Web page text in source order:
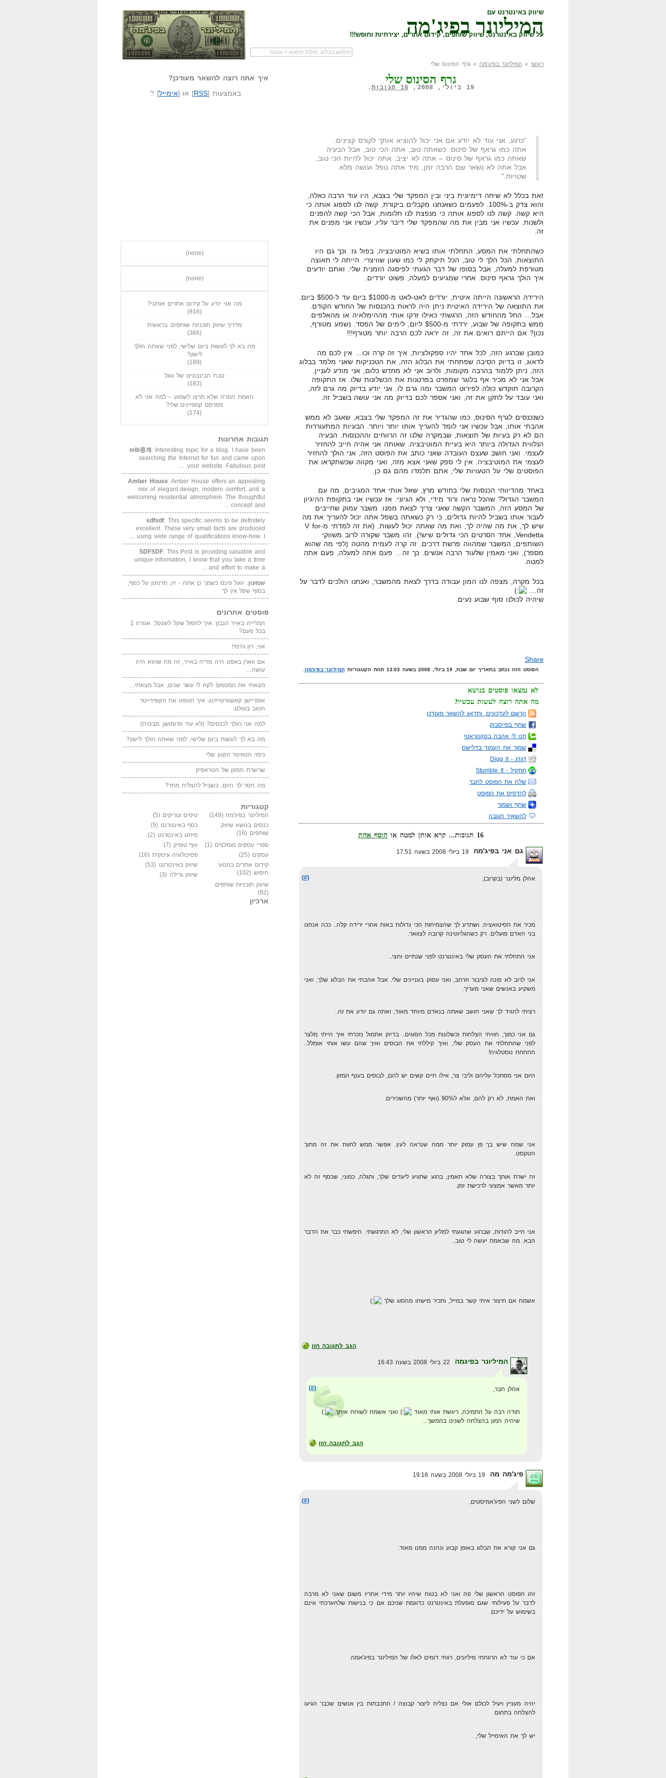
שיווק באינטרנט עם
המיליונר בפיג'מה
על שיווק באינטרנט, שיווק שותפים, קידום אתרים, יצירתיות וחופש!!!
שאל שאלה המיליונר בפיג'מה שיווק שותפים
ראשי » המיליונר בפיג'מה » גרף הסינוס שלי
גרף הסינוס שלי
19 ביולי, 2008, 16 תגובות .
"כרגע, אני עוד לא יודע אם אני יכול להוציא אותך לקורס קצינים.
אתה כמו גראף של סינוס. כשאתה טוב, אתה הכי טוב, אבל הבעיה
שאתה כמו גראף של סינוס – אתה לא יציב. אתה יכול להיות הכי טוב,
אבל אתה לא נשאר שם הרבה זמן, מיד אתה נופל ועושה מלא
שטויות."
זאת בכלל לא שיחה דימיונית ביני ובין המפקד שלי בצבא, היו עוד הרבה כאלה,
והוא צדק ב-100%. לפעמים כשאנחנו מקבלים ביקורת, קשה לנו לספוג אותה כי
היא קשה. קשה לנו לספוג אותה כי מנפצת לנו חלומות, אבל הכי קשה להפנים
ולשנות. עכשיו אני מבין את מה שהמפקד שלי דיבר עליו, עכשיו אני מפנים את
זה.
כשהתחלתי את המסע, התחלתי אותו בשיא המוטיבציה, בפול גז. וכך גם היו
התוצאות, הכל הלך לי טוב, הכל תיקתק לי כמו שעון שוויצרי. הייתה לי תאוצה
מטורפת למעלה, אבל בסופו של דבר הגעתי לפיסגה הזמנית שלי. ואתם יודעים
איך הולך גראף סינוס. אחרי שמגיעים למעלה, פשוט יורדים.
הירידה הראשונה הייתה איטית, יורדים לאט-לאט מ-$1000 ביום עד ל-$500 ביום.
את התוצאה של הירידה האיטית ניתן היה לראות בהכנסות של החודש הקודם.
אבל… החל מהחודש הזה, הרגשתי כאילו זרקו אותי מההימלאיה או מהאלפים.
ממש בתקופה של שבוע, ירדתי מ-$500 ליום, לימים של הפסד. נשמע מטורף,
נכון? אם הייתם רואים את זה, זה יראה לכם הרבה יותר מטורף!!!
כמובן שברגע הזה, לכל אחד יהיו ספקולציות, איך זה קרה וכו… אין לכם מה
לדאוג, זו בדיוק הסיבה שפתחתי את הבלוג הזה, את הטכניקות שאני מלמד בבלוג
הזה, ניתן ללמוד בהרבה מקומות, ולרוב אני לא מחדש כלום, אני מודע לעניין.
אבל אני לא מכיר אף בלוגר שמפרט בפרטנות את הכשלונות שלו. אז התקופה
הקרובה תוקדש כולה לפירוט המשבר ומה גרם לו. אני יודע בדיוק מה גרם לזה,
ואני עובד על לתקן את זה, ואני אספר לכם בדיוק מה אני עושה בשביל זה.
כשנכנסים לגרף הסינוס, כמו שהגדיר את זה המפקד שלי בצבא, שאגב לא ממש
אהבתי אותו, אבל עכשיו אני לומד להעריך אותו יותר ויותר. הבעיות המתעוררות
הם לא רק בעיות של תוצאות, שבמקרה שלנו זה הרווחים וההכנסות. הבעיה
הנלווית הגדולה ביותר היא בעיית המוטיבציה. שאותה אני אהיה חייב להחזיר
לעצמי. ואני חושב שעצם העובדה שאני כותב את הפוסט הזה, אני הולך להחזיר
לעצמי את המוטיבציה. אין לי ספק שאני אצא מזה, ואני מקווה שכשתקראו את
הפוסטים שלי על הטעויות שלי, אתם תלמדו מהם גם כן.
באחד מהדיווחי הכנסות שלי בחודש מרץ, שאל אותי אחד המגיבים, מה עם
המשבר הגדול? שהכל נראה ורוד מידי, ולא הגיוני. אז עכשיו אני בתקופת ההיגיון
של המסע הזה, המשבר הקשה שאני צריך לצאת ממנו. משבר עמוק שחייבים
לעבור אותו בשביל להיות גדולים, כי רק כשאתה בשפל אתה יכול להעריך את מה
שיש לך, את מה שהיה לך, ואת מה שאתה יכול לעשות. (את זה למדתי מ-V for
Vendetta, אחד הסרטים הכי גדולים שיש!). זהו משבר שקורה לרוב משווקי
השותפים, המשבר שמהווה פרשת דרכים. זה קרה לעמית מהטה (לפי מה שהוא
מספר), ואני מאמין שלעוד הרבה אנשים. כך זה… פעם אתה למעלה, פעם אתה
למטה.
בכל מקרה, מצפה לנו המון עבודה בדרך לצאת מהמשבר, ואנחנו הולכים לדבר על
זה…
שיהיה לכולנו סוף שבוע נעים.
Share
הפוסט הזה נכתב בתאריך יום שבת, 19 ביולי, 2008 בשעה 13:03 תחת הקטגוריות המיליונר בפיג'מה
לא נמצאו פוסטים בנושא
מה אתה רוצה לעשות עכשיו?
הרשם לעדכונים, ותדאג להשאר מעודכן
שתף בפייסבוק
תנו לי אהבה בטקנוראטי
שמור את העמוד בדלישס
דגדג - Digg it
תתקיל - Stumble It
שלח את הפוסט לחבר
להדפיס את הפוסט
שתף ושמור
להשאיר תגובה
16 תגובות... קרא אותן למטה או
הוסף אחת
גם אני בפיג'מה
(#) אהלן מליונר (בקרוב),
מכיר את הסיטואציה. ושתדע לך שהצמיחות הכי גדולות באות אחרי ירידה קלה.. ככה אנחנו
בני האדם פועלים. רק כשהגליוטינה קרובה לצוואר.
אני התחלתי את העסק שלי באינטרנט לפני שנתיים וחצי..
אני לרוב לא פונה לציבור הרחב, ואני עסוק בעניינים שלי. אבל אהבתי את הבלוג שלך, ואני
משקיע באנשים שאני מעריך.
רציתי להגיד לך שאני חושב שאתה בנאדם מיוחד מאוד, ואתה גם יודע את זה..
גם אני כמוך, חוויתי הצלחות וכשלונות מכל הסוגים.. בדיוק אתמול נזכרתי איך הייתי מלצר
לפני שהתחלתי את העסק שלי, ואיך קיללתי את הבוסים ואיך שהם עשו אותי אומלל..
חחחחח נוסטלגיה!
היום אני מסתכל עליהם וליבי צר, אילו חיים קשים יש להם, לבוסים בענף המזון.
ואת האמת, לא רק להם, אלא ל90% (ואף יותר) מהשכירים.
אני שמח שיש בך פן עמוק יותר ממה שנראה לעין. אפשר ממש לחוות את זה מתוך
הטקסט.
זה ישרת אותך בצורה שלא תאמין, ברגע שתגיע ליעדים שלך, ותגלה, כמוני, שכסף זה לא
יותר מאשר אמצעי לרכישת זמן.
אני חייב להודות, שברגע שהגעתי למליון הראשון שלי, לא התרגשתי. חיפשתי כבר את הדבר
הבא. מה שבאמת יעשה לי טוב..
אשמח אם תיצור איתי קשר במייל, ותכיר מישהו מהסוג שלך
הגב לתגובה הזו
המיליונר בפיגמה
(#) אהלן חבר,
תודה רבה על התמיכה, ריגשת אותי מאוד
ואני אשמח לשוחח איתך
שיהיה המון בהצלחה לשנינו בהמשך…
הגב לתגובה הזו
פיג'מה מה
(#) שלום לשני הפיג'אמיסטים,
גם אני קורא את הבלוג באופן קבוע ונהנה ממנו מאוד.
זהו הפוסט הראשון שלי פה ואני לא בטוח שיהיו יותר מידי אחריו משום שאני לא מרבה
לדבר על פעילותי שגם מופעלת באינטרנט כדוגמת שניכם אם כי בנישות שלהערכתי אינם
בשימוש על ידיכם.
אם כי עוד לא הרווחתי מיליונים, רווחי דומים לאלו של המיליונר בפיג'אמה.
יהיה מעניין ויעיל לכולם אולי אם נצליח ליצור קבוצה / התכבתות בין אנשים שכבר הגיעו
להצלחה בתחום
יש לך את האימייל שלי,
איך אתה רוצה להשאר מעודכן?
באמצעות [RSS] או [אימייל] ?
(none)
(none)
מה אני יודע על קידום אתרים אורגני?
(916)
מדריך שיווק תוכניות שותפים: בראשית
(366)
מה בא לך לעשות ביום שלישי, לפני שאתה הולך
לישון?
(189)
טבח הבינבונים של גוגל
(183)
האמת המרה שלא תרצו לשמוע – למה אני לא
מפרסם קמפיינים שלי?
(174)
תגובות אחרונות
mlb중계 : Interesting topic for a blog. I have been
searching the Internet for fun and came upon
your website. Fabulous post. ...
Amber House: Amber House offers an appealing
mix of elegant design, modern comfort, and a
welcoming residential atmosphere. The thoughtful
concept and ...
sdfsdf: This specific seems to be definitely
excellent. These very small facts are produced
using wide range of qualifications know-how. I ...
SDFSDF: This Post is providing valuable and
unique information, I know that you take a time
and effort to make a ...
שמעון: יגעל פינס כשמך כן אתה - זין. חרטטן על כסף,
בסוף שקל אין לך
פוסטים אחרונים
המדייה באייר הנבון: איך להפול שקל לשנקל; אגורה 1
בכל פעם?
אני, רון ג'רמי!
אם ווארן באפט היה מדיה באייר, זה מה שהוא היה
עושה…
מצאתי את המטמון! לקח לי עשר שנים, אבל מצאתי…
אופריישן קאשוורטייזינג: איך חטפנו את הקופירייטר
הטוב בעולם.
למה אני הולך לכנסים? (לא עוד פרומושן, מבטיח)
מה בא לך לעשות ביום שלישי, לפני שאתה הולך לישון?
ניסוי הטוויטר הקטן שלי
שרשרת המזון של הטראפיק
מה חסר לך היום, בשביל להצליח מחר?
קטגוריות
המיליונר בפיג'מה (149) טיפים וטריקים (5)
כנסים בנושא שיווק
שותפים (16)
כסף באינטרנט (5)
מיתוג באינטרנט (2)
ספרי עסקים מומלצים (1) עוף טופיק (7)
עסקים (25) פסיכולוגיה עיסקית (16)
קידום אתרים במנועי
חיפוש (102)
שיווק באינטרנט (53)
שיווק גרילה (3)
שיווק תוכניות שותפים
(92)
ארכיון